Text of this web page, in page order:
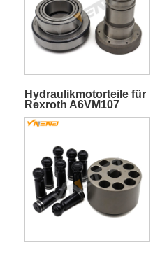
Hydraulikmotorteile für
Rexroth A6VM107